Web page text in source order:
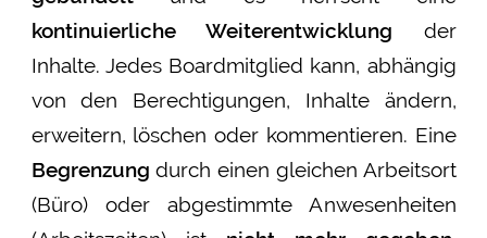
kontinuierliche Weiterentwicklung der
Inhalte. Jedes Boardmitglied kann, abhängig
von den Berechtigungen, Inhalte ändern,
erweitern, löschen oder kommentieren. Eine
Begrenzung durch einen gleichen Arbeitsort
(Büro) oder abgestimmte Anwesenheiten